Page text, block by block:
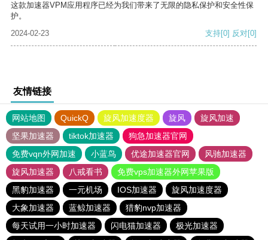
这款加速器VPM应用程序已经为我们带来了无限的隐私保护和安全性保
护。
2024-02-23
支持[0] 反对[0]
友情链接
网站地图 QuickQ 旋风加速度器 旋风
旋风加速
坚果加速器
tiktok加速器
狗急加速器官网
免费vqn外网加速
小蓝鸟 优途加速器官网
风驰加速器
旋风加速器
八戒看书
免费vps加速器外网苹果版
黑豹加速器
一元机场 IOS加速器
旋风加速度器
大象加速器
蓝鲸加速器
猎豹nvp加速器
每天试用一小时加速器
闪电猫加速器
极光加速器